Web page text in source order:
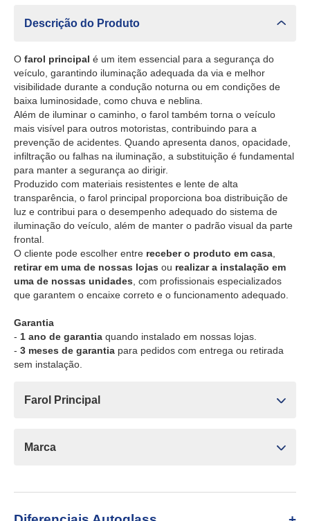
Descrição do Produto
O farol principal é um item essencial para a segurança do
veículo, garantindo iluminação adequada da via e melhor
visibilidade durante a condução noturna ou em condições de
baixa luminosidade, como chuva e neblina.
Além de iluminar o caminho, o farol também torna o veículo
mais visível para outros motoristas, contribuindo para a
prevenção de acidentes. Quando apresenta danos, opacidade,
infiltração ou falhas na iluminação, a substituição é fundamental
para manter a segurança ao dirigir.
Produzido com materiais resistentes e lente de alta
transparência, o farol principal proporciona boa distribuição de
luz e contribui para o desempenho adequado do sistema de
iluminação do veículo, além de manter o padrão visual da parte
frontal.
O cliente pode escolher entre receber o produto em casa
retirar em uma de nossas lojas ou realizar a instalação em
uma de nossas unidades , com profissionais especializados
que garantem o encaixe correto e o funcionamento adequado.
Garantia
- 1 ano de garantia quando instalado em nossas lojas.
- 3 meses de garantia para pedidos com entrega ou retirada
sem instalação.
Farol Principal
Marca